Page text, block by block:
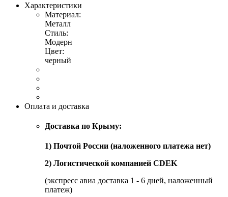
Характеристики
Материал:
Металл
Стиль:
Модерн
Цвет:
черный
Оплата и доставка
Доставка по Крыму:
1) Почтой России (наложенного платежа нет)
2) Логистической компанией CDEK
(экспресс авиа доставка 1 - 6 дней, наложенный
платеж)